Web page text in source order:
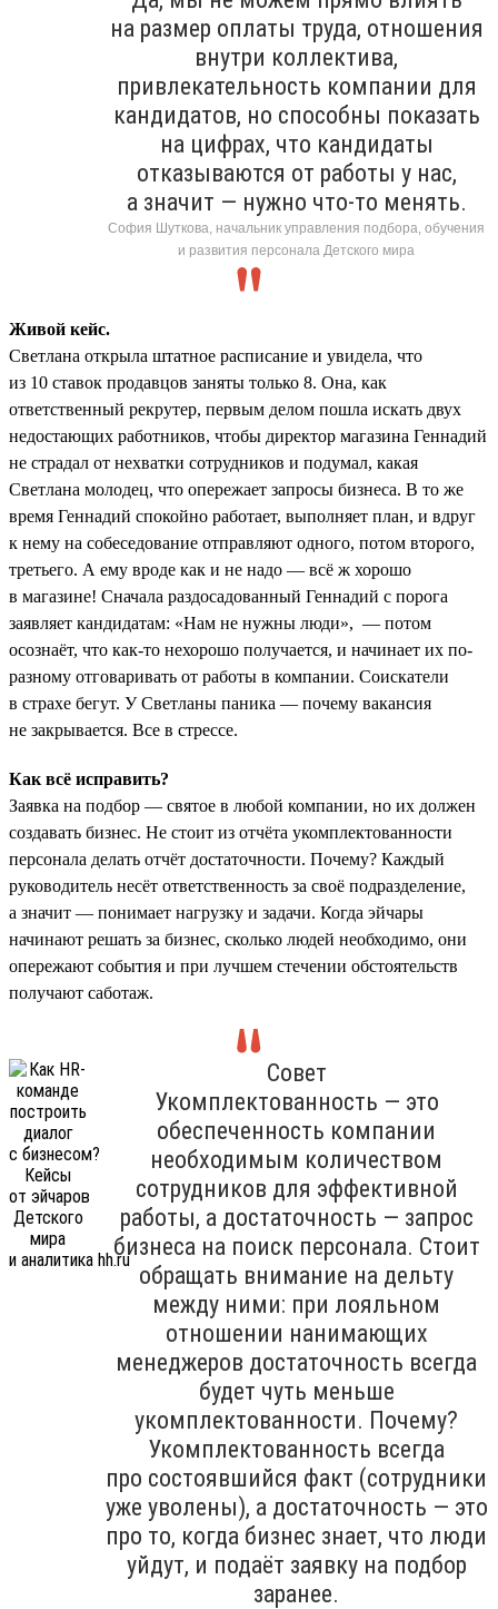
на размер оплаты труда, отношения
внутри коллектива,
привлекательность компании для
кандидатов, но способны показать
на цифрах, что кандидаты
отказываются от работы у нас,
а значит — нужно что-то менять.
София Шуткова, начальник управления подбора, обучения
и развития персонала Детского мира
Живой кейс.
Светлана открыла штатное расписание и увидела, что
из 10 ставок продавцов заняты только 8. Она, как
ответственный рекрутер, первым делом пошла искать двух
недостающих работников, чтобы директор магазина Геннадий
не страдал от нехватки сотрудников и подумал, какая
Светлана молодец, что опережает запросы бизнеса. В то же
время Геннадий спокойно работает, выполняет план, и вдруг
к нему на собеседование отправляют одного, потом второго,
третьего. А ему вроде как и не надо — всё ж хорошо
в магазине! Сначала раздосадованный Геннадий с порога
заявляет кандидатам: «Нам не нужны люди», — потом
осознаёт, что как-то нехорошо получается, и начинает их по-
разному отговаривать от работы в компании. Соискатели
в страхе бегут. У Светланы паника — почему вакансия
не закрывается. Все в стрессе.
Как всё исправить?
Заявка на подбор — святое в любой компании, но их должен
создавать бизнес. Не стоит из отчёта укомплектованности
персонала делать отчёт достаточности. Почему? Каждый
руководитель несёт ответственность за своё подразделение,
а значит — понимает нагрузку и задачи. Когда эйчары
начинают решать за бизнес, сколько людей необходимо, они
опережают события и при лучшем стечении обстоятельств
получают саботаж.
Совет
Укомплектованность — это
обеспеченность компании
необходимым количеством
сотрудников для эффективной
работы, а достаточность — запрос
бизнеса на поиск персонала. Стоит
обращать внимание на дельту
между ними: при лояльном
отношении нанимающих
менеджеров достаточность всегда
будет чуть меньше
укомплектованности. Почему?
Укомплектованность всегда
про состоявшийся факт (сотрудники
уже уволены), а достаточность — это
про то, когда бизнес знает, что люди
уйдут, и подаёт заявку на подбор
заранее.